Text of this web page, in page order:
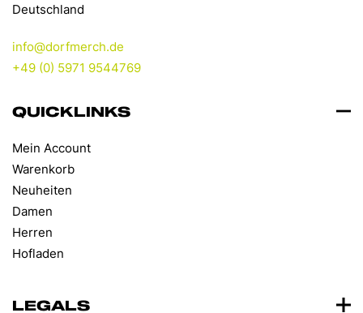
Deutschland
info@dorfmerch.de
+49 (0) 5971 9544769
QUICKLINKS
Mein Account
Warenkorb
Neuheiten
Damen
Herren
Hofladen
LEGALS